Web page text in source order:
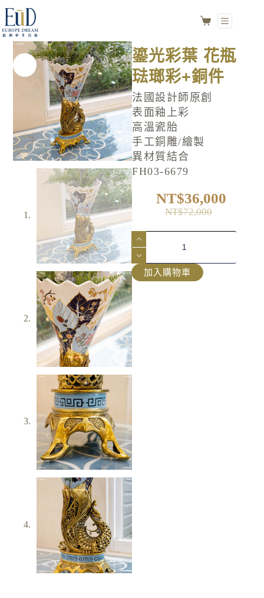
琺瑯彩+銅件
鎏光彩葉 花瓶
琺瑯彩+銅件
法國設計師原創
表面釉上彩
高溫瓷胎
手工銅雕/繪製
異材質結合
FH03-6679
NT$72,000
NT$36,000
加入購物車